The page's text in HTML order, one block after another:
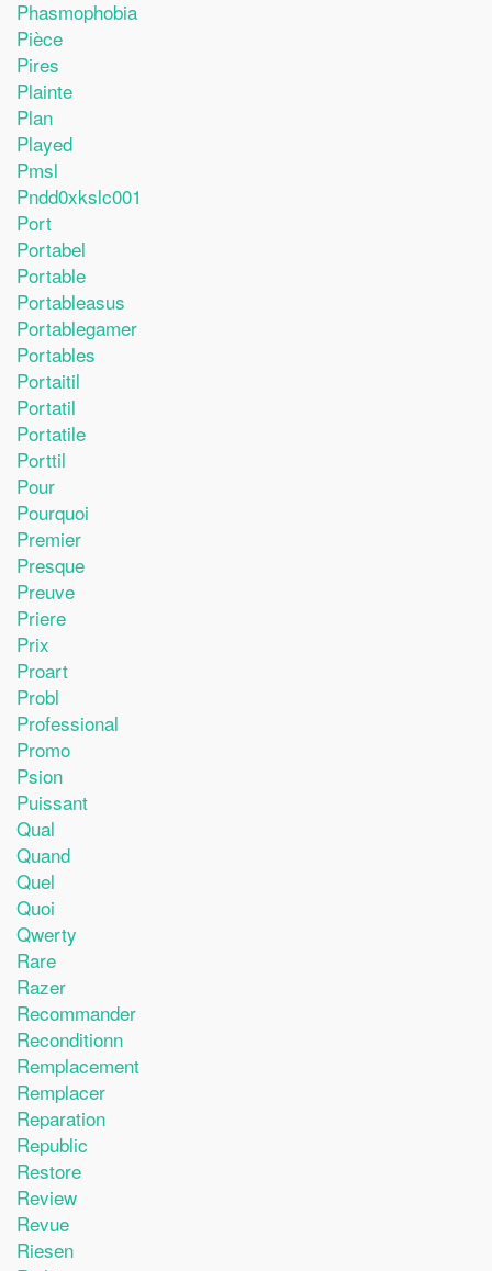
Phasmophobia
Pièce
Pires
Plainte
Plan
Played
Pmsl
Pndd0xkslc001
Port
Portabel
Portable
Portableasus
Portablegamer
Portables
Portaitil
Portatil
Portatile
Porttil
Pour
Pourquoi
Premier
Presque
Preuve
Priere
Prix
Proart
Probl
Professional
Promo
Psion
Puissant
Qual
Quand
Quel
Quoi
Qwerty
Rare
Razer
Recommander
Reconditionn
Remplacement
Remplacer
Reparation
Republic
Restore
Review
Revue
Riesen